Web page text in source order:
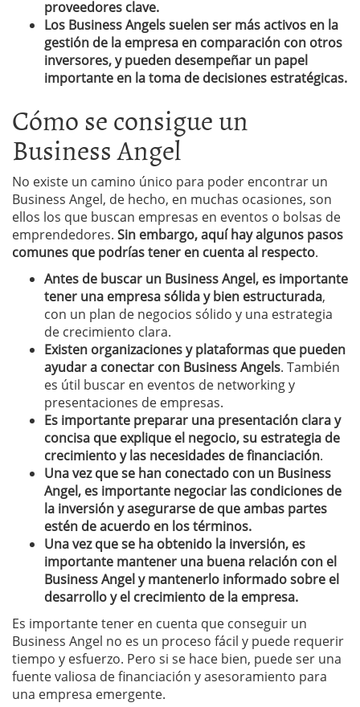
proveedores clave.
Los Business Angels suelen ser más activos en la
gestión de la empresa en comparación con otros
inversores, y pueden desempeñar un papel
importante en la toma de decisiones estratégicas.
Cómo se consigue un
Business Angel
No existe un camino único para poder encontrar un
Business Angel, de hecho, en muchas ocasiones, son
ellos los que buscan empresas en eventos o bolsas de
emprendedores. Sin embargo, aquí hay algunos pasos
comunes que podrías tener en cuenta al respecto.
Antes de buscar un Business Angel, es importante
tener una empresa sólida y bien estructurada,
con un plan de negocios sólido y una estrategia
de crecimiento clara.
Existen organizaciones y plataformas que pueden
ayudar a conectar con Business Angels. También
es útil buscar en eventos de networking y
presentaciones de empresas.
Es importante preparar una presentación clara y
concisa que explique el negocio, su estrategia de
crecimiento y las necesidades de financiación.
Una vez que se han conectado con un Business
Angel, es importante negociar las condiciones de
la inversión y asegurarse de que ambas partes
estén de acuerdo en los términos.
Una vez que se ha obtenido la inversión, es
importante mantener una buena relación con el
Business Angel y mantenerlo informado sobre el
desarrollo y el crecimiento de la empresa.
Es importante tener en cuenta que conseguir un
Business Angel no es un proceso fácil y puede requerir
tiempo y esfuerzo. Pero si se hace bien, puede ser una
fuente valiosa de financiación y asesoramiento para
una empresa emergente.